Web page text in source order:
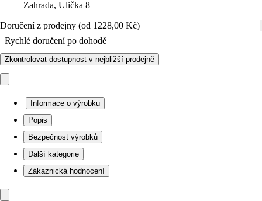
Zahrada, Ulička 8
Doručení z prodejny (od 1228,00 Kč)
Rychlé doručení po dohodě
Zkontrolovat dostupnost v nejbližší prodejně
Informace o výrobku
Popis
Bezpečnost výrobků
Další kategorie
Zákaznická hodnocení